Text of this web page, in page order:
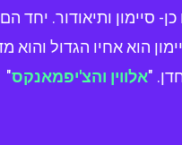
סיימון ותיאודור. יחד הם
הוא אחיו הגדול והוא
"אלווין והצ'יפמאנקס"